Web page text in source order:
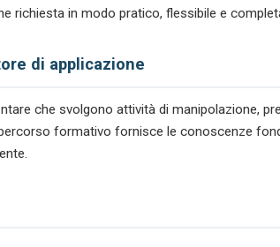
richiesta in modo pratico, flessibile e
di applicazione
che svolgono attività di manipolazione,
formativo fornisce le conoscenze